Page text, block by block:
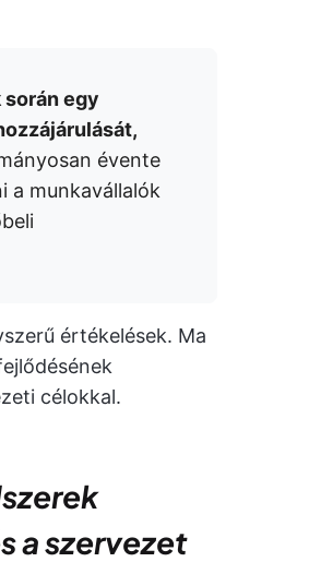
egy
évente
a munkavállalók
értékelések. Ma
célokkal.
a szervezet